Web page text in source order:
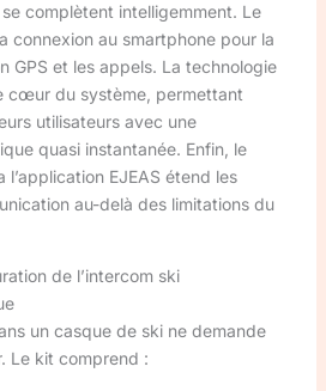
complètent intelligemment. Le
connexion au smartphone pour la
GPS et les appels. La technologie
cœur du système, permettant
utilisateurs avec une
quasi instantanée. Enfin, le
l’application EJEAS étend les
au-delà des limitations du
de l’intercom ski
un casque de ski ne demande
Le kit comprend :